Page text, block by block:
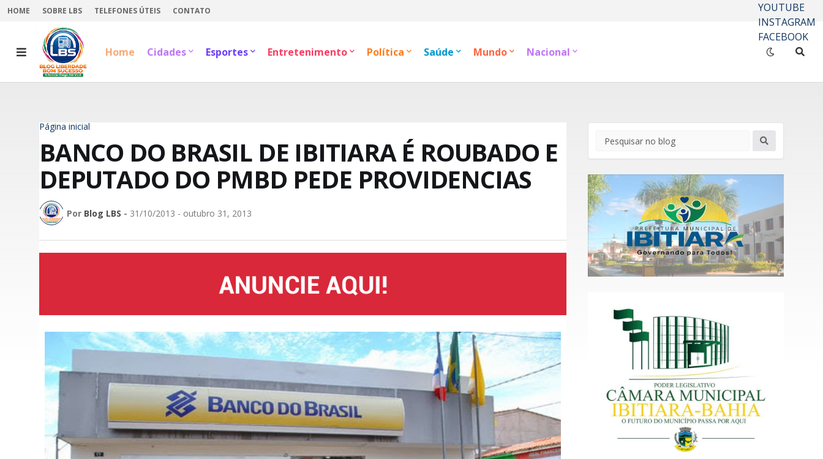
HOME SOBRE LBS TELEFONES ÚTEIS CONTATO
YOUTUBE
INSTAGRAM
FACEBOOK
Home
Cidades Esportes Entretenimento Política Saúde Mundo Nacional
Página inicial
BANCO DO BRASIL DE IBITIARA É ROUBADO E
DEPUTADO DO PMBD PEDE PROVIDENCIAS
Por Blog LBS - 31/10/2013 - outubro 31, 2013